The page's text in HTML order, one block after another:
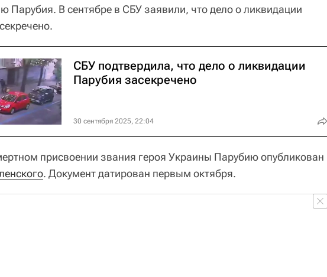
Парубия. В сентябре в СБУ заявили, что дело о ликвидации
СБУ подтвердила, что дело о ликвидации
Парубия засекречено
30 сентября 2025, 22:04
присвоении звания героя Украины Парубию опубликован
. Документ датирован первым октября.